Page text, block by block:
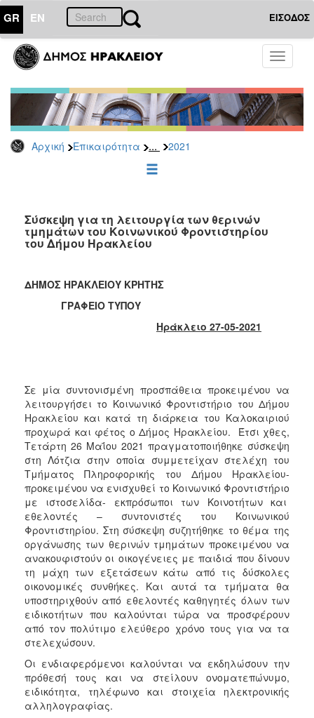
GR EN ΕΙΣΟΔΟΣ
Toggle
Αρχική Επικαιρότητα ... 2021
ΕΠΙΚΑΙΡΟΤΗΤΑ
Τύπου
Αρχείο
2026
2025
2022
2021
2019
2018
2013
2012
2011
2010
2006
ΔΗΜΟΤΗΣ
ΕΠΙΣΚΕΠΤΗΣ
ΗΡΑΚΛΕΙΟ
Σύσκεψη για τη λειτουργία των θερινών
τμημάτων του Κοινωνικού Φροντιστηρίου
του Δήμου Ηρακλείου
ΔΗΜΟΣ ΗΡΑΚΛΕΙΟΥ ΚΡΗΤΗΣ
ΓΡΑΦΕΙΟ ΤΥΠΟΥ
Ηράκλειο 27-05-2021
Σε μία συντονισμένη προσπάθεια προκειμένου να
λειτουργήσει το Κοινωνικό Φροντιστήριο του Δήμου
Ηρακλείου και κατά τη διάρκεια του Καλοκαιριού
προχωρά και φέτος ο Δήμος Ηρακλείου. Έτσι χθες,
Τετάρτη 26 Μαΐου 2021 πραγματοποιήθηκε σύσκεψη
στη Λότζια στην οποία συμμετείχαν στελέχη του
Τμήματος Πληροφορικής του Δήμου Ηρακλείου-
προκειμένου να ενισχυθεί το Κοινωνικό Φροντιστήριο
με ιστοσελίδα- εκπρόσωποι των Κοινοτήτων και
εθελοντές – συντονιστές του Κοινωνικού
Φροντιστηρίου. Στη σύσκεψη συζητήθηκε το θέμα της
οργάνωσης των θερινών τμημάτων προκειμένου να
ανακουφιστούν οι οικογένειες με παιδιά που δίνουν
τη μάχη των εξετάσεων κάτω από τις δύσκολες
οικονομικές συνθήκες. Και αυτά τα τμήματα θα
υποστηριχθούν από εθελοντές καθηγητές όλων των
ειδικοτήτων που καλούνται τώρα να προσφέρουν
από τον πολύτιμο ελεύθερο χρόνο τους για να τα
στελεχώσουν.
Οι ενδιαφερόμενοι καλούνται να εκδηλώσουν την
πρόθεσή τους και να στείλουν ονοματεπώνυμο,
ειδικότητα, τηλέφωνο και στοιχεία ηλεκτρονικής
αλληλογραφίας.